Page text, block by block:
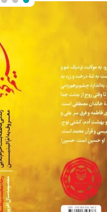
کتاب «پاسیاد پسر خاک»